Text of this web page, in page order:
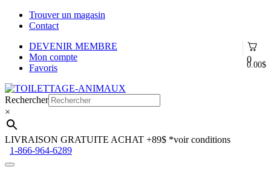
Trouver un magasin
Contact
0
0.00$
DEVENIR MEMBRE
Mon compte
Favoris
Aller
à
la
navigation
Aller
au
contenu
Rechercher
×
LIVRAISON GRATUITE ACHAT +89$ *voir conditions
1-866-964-6289